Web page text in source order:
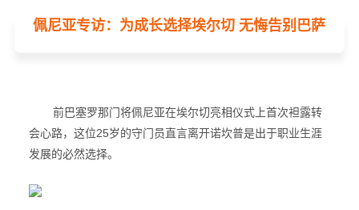
足球新闻 篮球新闻 体育专题
佩尼亚专访：为成长选择埃尔切 无悔告别巴萨
前巴塞罗那门将佩尼亚在埃尔切亮相仪式上首次袒露转
会心路，这位25岁的守门员直言离开诺坎普是出于职业生涯
发展的必然选择。